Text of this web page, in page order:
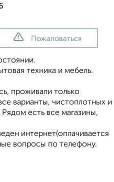
Пожаловаться
техника и мебель.
проживали только
варианты, чистоплотных и
есть все магазины,
интернет(оплачивается
вопросы по телефону.